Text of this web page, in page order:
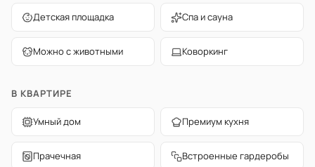
Детская площадка Спа и сауна
Можно с животными Коворкинг
В КВАРТИРЕ
Умный дом Премиум кухня
Прачечная Встроенные гардеробы